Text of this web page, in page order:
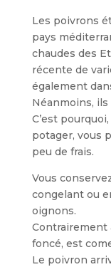
Les poivrons
pays
chaudes des
récente de
également
Néanmoins,
C’est
potager, vous
peu de frais.
Vous
congelant ou
oignons.
Contrairement
foncé, est
Le poivron